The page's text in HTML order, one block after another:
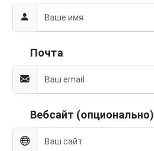
Почта
Вебсайт (опционально)